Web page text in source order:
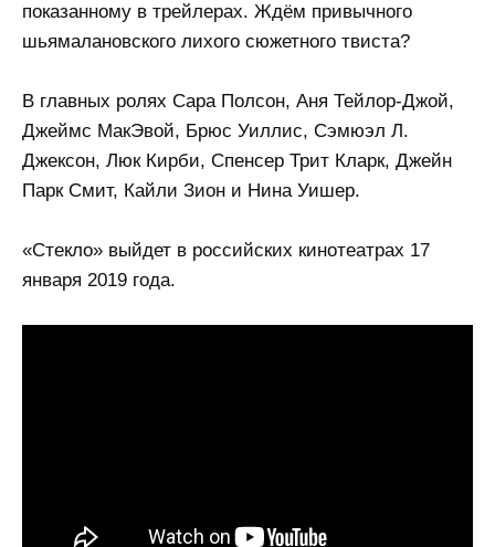
показанному в трейлерах. Ждём привычного
шьямалановского лихого сюжетного твиста?
В главных ролях Сара Полсон, Аня Тейлор-Джой,
Джеймс МакЭвой, Брюс Уиллис, Сэмюэл Л.
Джексон, Люк Кирби, Спенсер Трит Кларк, Джейн
Парк Смит, Кайли Зион и Нина Уишер.
«Стекло» выйдет в российских кинотеатрах 17
января 2019 года.